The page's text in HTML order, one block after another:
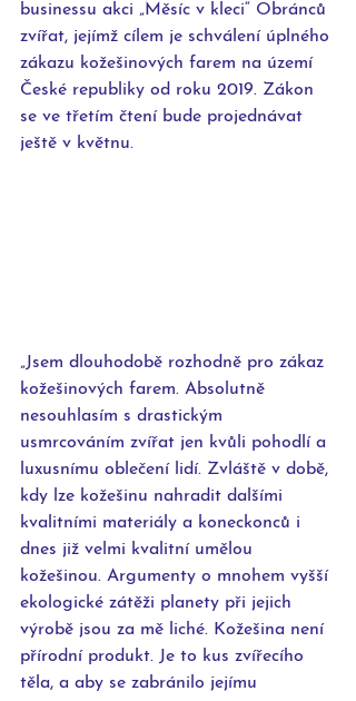
businessu akci „Měsíc v kleci“ Obránců
zvířat, jejímž cílem je schválení úplného
zákazu kožešinových farem na území
České republiky od roku 2019. Zákon
se ve třetím čtení bude projednávat
ještě v květnu.
„Jsem dlouhodobě rozhodně pro zákaz
kožešinových farem. Absolutně
nesouhlasím s drastickým
usmrcováním zvířat jen kvůli pohodlí a
luxusnímu oblečení lidí. Zvláště v době,
kdy lze kožešinu nahradit dalšími
kvalitními materiály a koneckonců i
dnes již velmi kvalitní umělou
kožešinou. Argumenty o mnohem vyšší
ekologické zátěži planety při jejich
výrobě jsou za mě liché. Kožešina není
přírodní produkt. Je to kus zvířecího
těla, a aby se zabránilo jejímu